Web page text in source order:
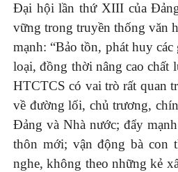
Đại hội lần thứ XIII của
vững trong truyền thống văn
mạnh: “Bảo tồn, phát huy
loại, đồng thời nâng cao chất
HTCTCS có vai trò rất quan
về đường lối, chủ trương,
Đảng và Nhà nước; đẩy
thôn mới; vận động bà con
nghe, không theo những kẻ